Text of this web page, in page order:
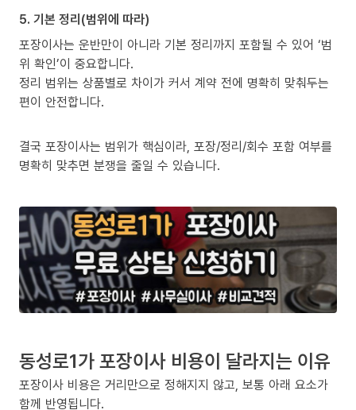
5. 기본 정리(범위에 따라)
포장이사는 운반만이 아니라 기본 정리까지 포함될 수 있어 ‘범
위 확인’이 중요합니다.
정리 범위는 상품별로 차이가 커서 계약 전에 명확히 맞춰두는
편이 안전합니다.
결국 포장이사는 범위가 핵심이라, 포장/정리/회수 포함 여부를
명확히 맞추면 분쟁을 줄일 수 있습니다.
동성로1가 포장이사 비용이 달라지는 이유
포장이사 비용은 거리만으로 정해지지 않고, 보통 아래 요소가
함께 반영됩니다.